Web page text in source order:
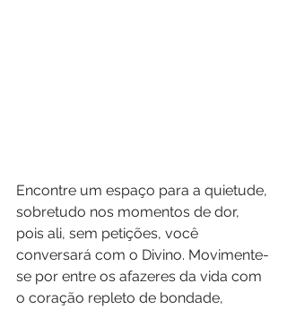
Encontre um espaço para a quietude,
sobretudo nos momentos de dor,
pois ali, sem petições, você
conversará com o Divino. Movimente-
se por entre os afazeres da vida com
o coração repleto de bondade,